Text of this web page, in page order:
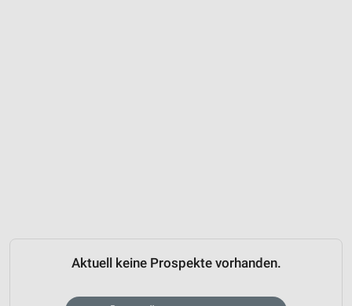
Aktuell keine Prospekte vorhanden.